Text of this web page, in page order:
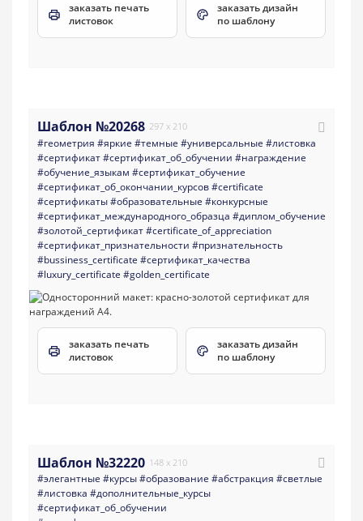
заказать печать
листовок
заказать дизайн
по шаблону
Шаблон №20268 297 x 210
#геометрия #яркие #темные #универсальные #листовка
#сертификат#сертификат_об_обучении #награждение
#обучение_языкам #сертификат_обучение
#сертификат_об_окончании_курсов#certificate
#сертификаты#образовательные #конкурсные
#сертификат_международного_образца #диплом_обучение
#золотой_сертификат#certificate_of_appreciation
#сертификат_признательности #признательность
#bussiness_certificate #сертификат_качества
#luxury_certificate #golden_certificate
заказать печать
листовок
заказать дизайн
по шаблону
Шаблон №32220 148 x 210
#элегантные #курсы#образование #абстракция #светлые
#листовка #дополнительные_курсы
#сертификат_об_обучении